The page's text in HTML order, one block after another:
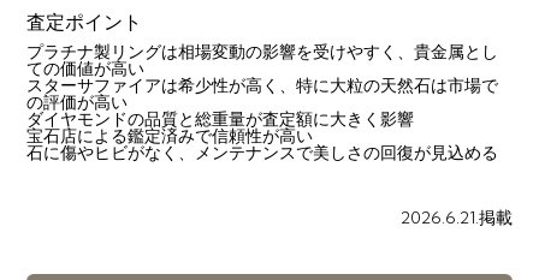
査定ポイント
プラチナ製リングは相場変動の影響を受けやすく、貴金属とし
ての価値が高い
スターサファイアは希少性が高く、特に大粒の天然石は市場で
の評価が高い
ダイヤモンドの品質と総重量が査定額に大きく影響
宝石店による鑑定済みで信頼性が高い
石に傷やヒビがなく、メンテナンスで美しさの回復が見込める
2026.6.21.掲載